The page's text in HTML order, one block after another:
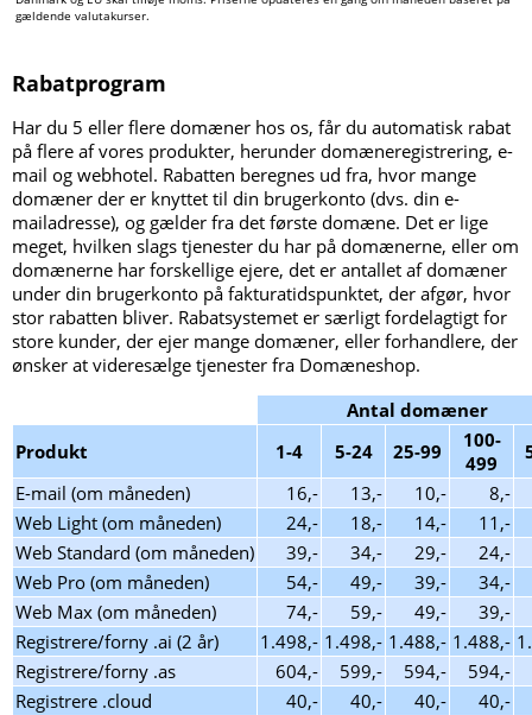
gældende valutakurser.
Rabatprogram
Har du 5 eller flere domæner hos os, får du automatisk rabat
på flere af vores produkter, herunder domæneregistrering, e-
mail og webhotel. Rabatten beregnes ud fra, hvor mange
domæner der er knyttet til din brugerkonto (dvs. din e-
mailadresse), og gælder fra det første domæne. Det er lige
meget, hvilken slags tjenester du har på domænerne, eller om
domænerne har forskellige ejere, det er antallet af domæner
under din brugerkonto på fakturatidspunktet, der afgør, hvor
stor rabatten bliver. Rabatsystemet er særligt fordelagtigt for
store kunder, der ejer mange domæner, eller forhandlere, der
ønsker at videresælge tjenester fra Domæneshop.
Antal domæner
Produkt
1-4 5-24 25-99
100-
499
E-mail (om måneden)
16,- 13,- 10,-
8,-
Web Light (om måneden)
24,- 18,- 14,-
11,-
Web Standard (om måneden)
39,- 34,- 29,-
24,-
Web Pro (om måneden)
54,- 49,- 39,-
34,-
Web Max (om måneden)
74,- 59,- 49,-
39,-
Registrere/forny .ai (2 år)
1.498,- 1.498,- 1.488,- 1.488,-
Registrere/forny .as
604,- 599,- 594,-
594,-
Registrere .cloud
40,- 40,- 40,-
40,-